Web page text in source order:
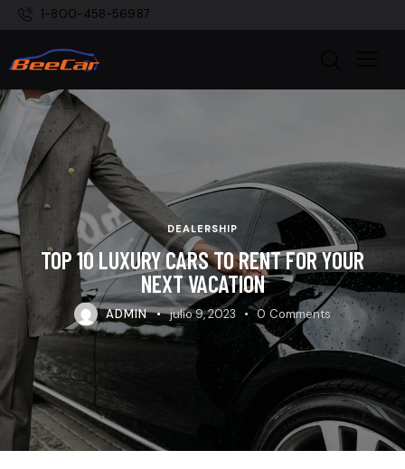
1-800-458-56987
DEALERSHIP
TOP 10 LUXURY CARS TO RENT FOR YOUR
NEXT VACATION
ADMIN julio 9, 2023 0 Comments